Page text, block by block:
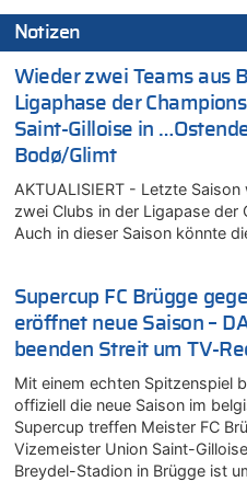
Notizen
Wieder zwei Teams aus
Ligaphase der
Saint-Gilloise in
Bodø/Glimt
AKTUALISIERT - Letzte
zwei Clubs in der Ligapase der
Auch in dieser Saison könnte
Supercup FC Brügge
eröffnet neue Saison –
beenden Streit um TV-
Mit einem echten Spitzenspiel
offiziell die neue Saison im
Supercup treffen Meister FC
Vizemeister Union Saint-
Breydel-Stadion in Brügge ist